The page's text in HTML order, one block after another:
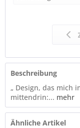
Beschreibung
„ Design, das mich
mittendrin:... mehr
Ähnliche Artikel